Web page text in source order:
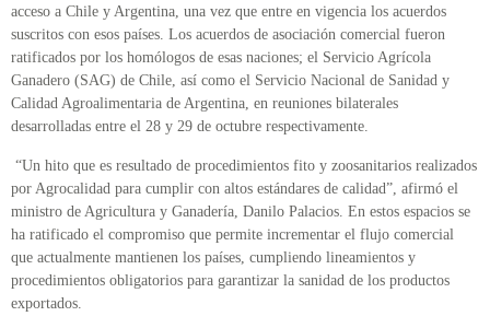
acceso a Chile y Argentina, una vez que entre en vigencia los acuerdos
suscritos con esos países. Los acuerdos de asociación comercial fueron
ratificados por los homólogos de esas naciones; el Servicio Agrícola
Ganadero (SAG) de Chile, así como el Servicio Nacional de Sanidad y
Calidad Agroalimentaria de Argentina, en reuniones bilaterales
desarrolladas entre el 28 y 29 de octubre respectivamente.
“Un hito que es resultado de procedimientos fito y zoosanitarios realizados
por Agrocalidad para cumplir con altos estándares de calidad”, afirmó el
ministro de Agricultura y Ganadería, Danilo Palacios. En estos espacios se
ha ratificado el compromiso que permite incrementar el flujo comercial
que actualmente mantienen los países, cumpliendo lineamientos y
procedimientos obligatorios para garantizar la sanidad de los productos
exportados.